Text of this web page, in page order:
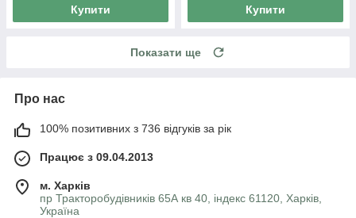
Купити Купити
Показати ще
Про нас
100% позитивних з 736 відгуків за рік
Працює з 09.04.2013
м. Харків
пр Тракторобудівників 65А кв 40, індекс 61120, Харків,
Україна